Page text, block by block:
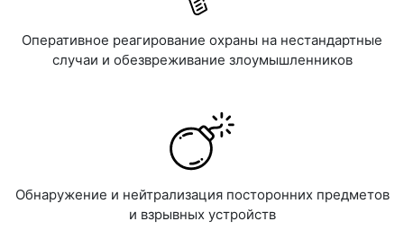
Оперативное реагирование охраны на нестандартные
случаи и обезвреживание злоумышленников
Обнаружение и нейтрализация посторонних предметов
и взрывных устройств